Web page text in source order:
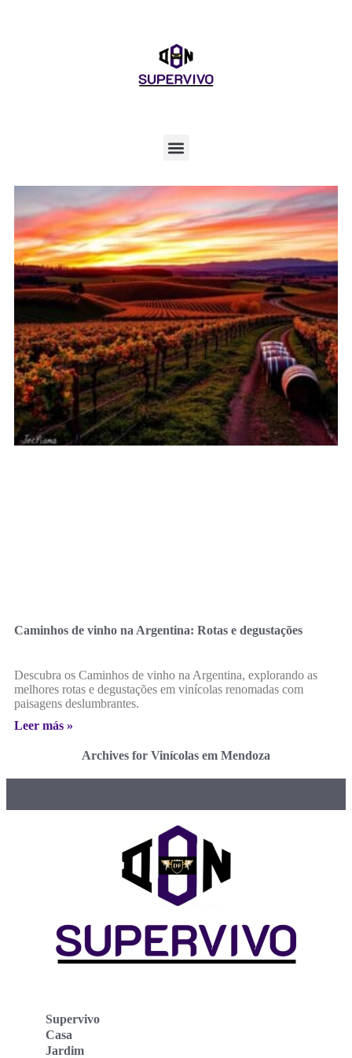
Caminhos de vinho na Argentina: Rotas e degustações
Descubra os Caminhos de vinho na Argentina, explorando as
melhores rotas e degustações em vinícolas renomadas com
paisagens deslumbrantes.
Leer más »
Archives for Vinícolas em Mendoza
Supervivo
Casa
Jardim